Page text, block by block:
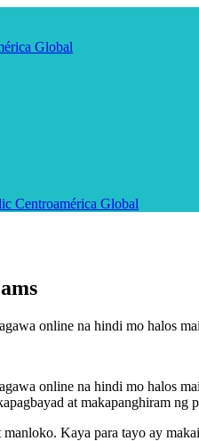
Global
Centroamérica Global
online na hindi mo halos
online na hindi mo halos
at makapanghiram ng
Kaya para tayo ay